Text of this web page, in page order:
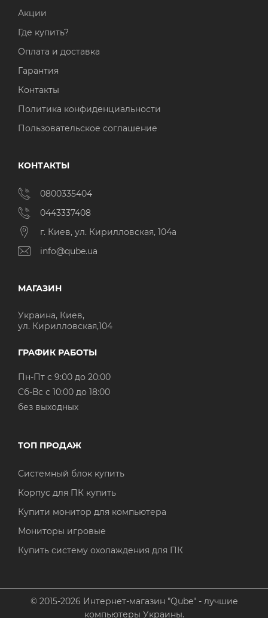
Акции
Где купить?
Оплата и доставка
Гарантия
Контакты
Политика конфиденциальности
Пользовательское соглашение
КОНТАКТЫ
0800335404
0443337408
г. Киев, ул. Кирилловская, 104а
info@qube.ua
МАГАЗИН
Украина, Киев,
ул. Кирилловская,104
ГРАФИК РАБОТЫ
Пн-Пт с 9:00 до 20:00
Cб-Вс с 10:00 до 18:00
без выходных
ТОП ПРОДАЖ
Системный блок купить
Корпус для ПК купить
Купити монитор для компьютера
Мониторы игровые
Купить систему охолаждения для ПК
© 2015-2026 Интернет-магазин "Qube" - лучшие
компьютеры Украины.